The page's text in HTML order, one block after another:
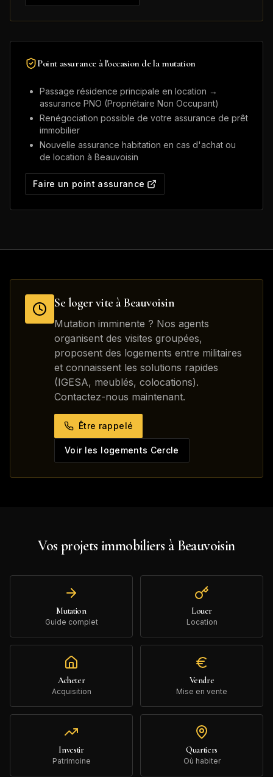
Point assurance à l'occasion de la mutation
Passage résidence principale en location →
assurance PNO (Propriétaire Non Occupant)
Renégociation possible de votre assurance de prêt
immobilier
Nouvelle assurance habitation en cas d'achat ou
de location à Beauvoisin
Faire un point assurance
Se loger vite àBeauvoisin
Mutation imminente ? Nos agents
organisent des visites groupées,
proposent des logements entre militaires
et connaissent les solutions rapides
(IGESA, meublés, colocations).
Contactez-nous maintenant.
Être rappelé
Voir les logements Cercle
Vos projets immobiliers à Beauvoisin
Mutation
Guide complet
Louer
Location
Acheter
Acquisition
Vendre
Mise en vente
Investir
Patrimoine
Quartiers
Où habiter